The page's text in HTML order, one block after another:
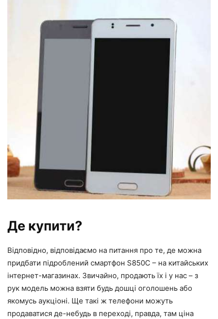
Де купити?
Відповідно, відповідаємо на питання про те, де можна
придбати підроблений смартфон S850C – на китайських
інтернет-магазинах. Звичайно, продають їх і у нас – з
рук модель можна взяти будь дошці оголошень або
якомусь аукціоні. Ще такі ж телефони можуть
продаватися де-небудь в переході, правда, там ціна